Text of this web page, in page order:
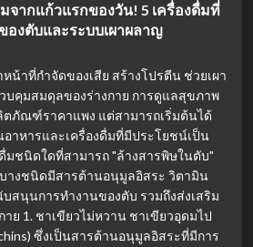
จากแก้วแรกของวัน! 5 เครื่องดื่มที่
องตับและระบบเผาผลาญ
น้าที่กำจัดของเสีย สร้างโปรตีน ช่วยเผา
บคุมสมดุลของร่างกาย การดูแลสุขภาพ
ตภัณฑ์ราคาแพง แต่สามารถเริ่มต้นได้
อาหารและเครื่องดื่มที่มีประโยชน์เป็น
มชนิดใดที่สามารถ "ล้างสารพิษในตับ"
างชนิดมีสารต้านอนุมูลอิสระ วิตามิน
สนุนการทำงานของตับ รวมถึงส่งเสริม
ย 1. ชาเขียวไม่หวาน ชาเขียวอุดมไป
ซึ่งเป็นสารต้านอนุมูลอิสระที่มีการ